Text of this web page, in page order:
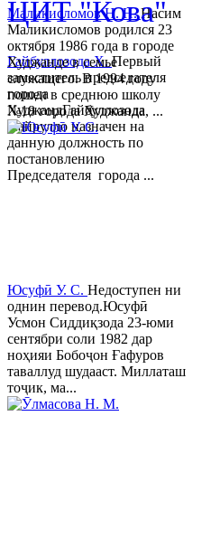
Гайбуллозода Х.Первый
заместитель председателя
города
ХуджандГайбуллозода
Хайрулло назначен на
данную должность по
постановлению
Председателя города ...
Маликисломов Н. Н.Насим
Маликисломов родился 23
октября 1986 года в городе
Худжанде в семье
служащего. В 1994 году
пошел в среднюю школу
№18 города Худжанда, ...
Юсуфӣ У. C. Недоступен ни
однин перевод.Юсуфӣ
Усмон Сиддиқзода 23-юми
сентябри соли 1982 дар
ноҳияи Бобоҷон Ғафуров
таваллуд шудааст. Миллаташ
тоҷик, ма...
ЦИТ "Кова"